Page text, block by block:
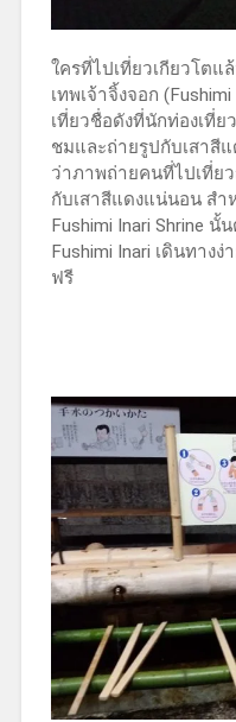
ใครที่ไปเที่ยวเกียวโตแ
เทพเจ้าจิ้งจอก
เที่ยวชื่อดังที่นักท่องเที่ย
ชมและถ่ายรูปกับเสาสีแ
ว่าภาพถ่ายคนที่ไปเที่ย
กับเสาสีแดงแน่นอน สำ
Fushimi Inari Shrine
Fushimi Inari เดินทาง
ฟรี